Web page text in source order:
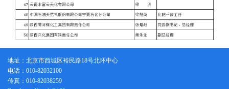
地址：北京市西城区裕民路18号北环中心
电话：010-82032100
传真：010-82038259